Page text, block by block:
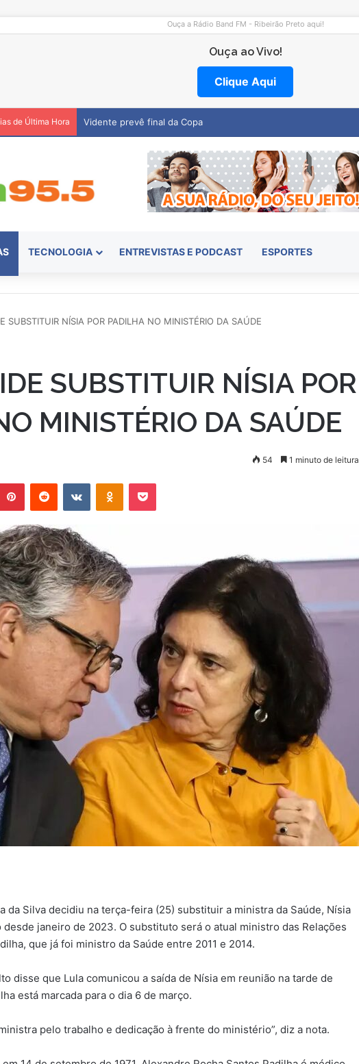
Ouça a Rádio Band FM - Ribeirão Preto aqui!
Ouça ao Vivo!
Clique Aqui
de Última Hora Hemocentro abre vagas na região
TECNOLOGIA ENTREVISTAS E PODCAST ESPORTES
SUBSTITUIR NÍSIA POR PADILHA NO MINISTÉRIO DA SAÚDE
SUBSTITUIR NÍSIA POR
MINISTÉRIO DA SAÚDE
54 1 minuto de leitura
da Silva decidiu na terça-feira (25) substituir a ministra da Saúde, Nísia
janeiro de 2023. O substituto será o atual ministro das Relações
que já foi ministro da Saúde entre 2011 e 2014.
disse que Lula comunicou a saída de Nísia em reunião na tarde de
está marcada para o dia 6 de março.
pelo trabalho e dedicação à frente do ministério”, diz a nota.